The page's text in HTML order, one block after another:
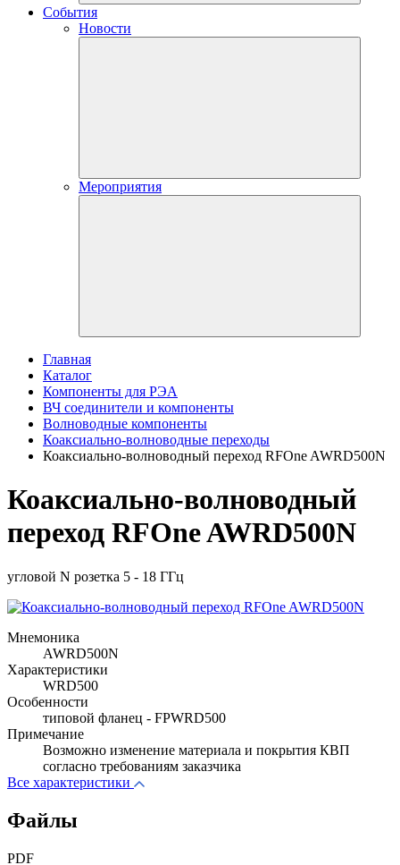
События
Новости
Мероприятия
Главная
Каталог
Компоненты для РЭА
ВЧ соединители и компоненты
Волноводные компоненты
Коаксиально-волноводные переходы
Коаксиально-волноводный переход RFOne AWRD500N
Коаксиально-волноводный
переход RFOne AWRD500N
угловой N розетка 5 - 18 ГГц
Мнемоника
AWRD500N
Характеристики
WRD500
Особенности
типовой фланец - FPWRD500
Примечание
Возможно изменение материала и покрытия КВП
согласно требованиям заказчика
Все характеристики
Файлы
PDF